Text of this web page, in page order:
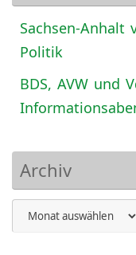
Sachsen-
Politik
BDS, AVW und
Archiv
Archiv